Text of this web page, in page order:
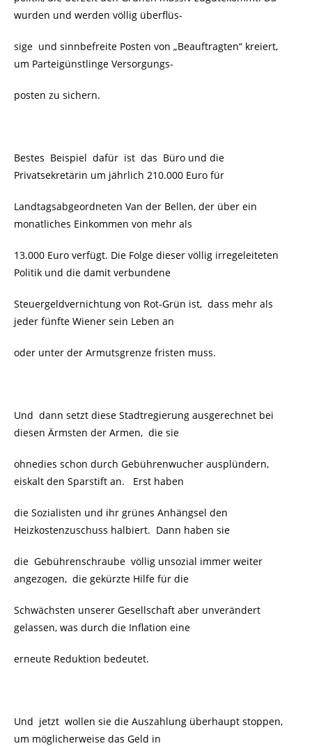
wurden und werden völlig überflüs-
sige und sinnbefreite Posten von „Beauftragten“ kreiert,
um Parteigünstlinge Versorgungs-
posten zu sichern.
Bestes Beispiel dafür ist das Büro und die
Privatsekretärin um jährlich 210.000 Euro für
Landtagsabgeordneten Van der Bellen, der über ein
monatliches Einkommen von mehr als
13.000 Euro verfügt. Die Folge dieser völlig irregeleiteten
Politik und die damit verbundene
Steuergeldvernichtung von Rot-Grün ist, dass mehr als
jeder fünfte Wiener sein Leben an
oder unter der Armutsgrenze fristen muss.
Und dann setzt diese Stadtregierung ausgerechnet bei
diesen Ärmsten der Armen, die sie
ohnedies schon durch Gebührenwucher ausplündern,
eiskalt den Sparstift an. Erst haben
die Sozialisten und ihr grünes Anhängsel den
Heizkostenzuschuss halbiert. Dann haben sie
die Gebührenschraube völlig unsozial immer weiter
angezogen, die gekürzte Hilfe für die
Schwächsten unserer Gesellschaft aber unverändert
gelassen, was durch die Inflation eine
erneute Reduktion bedeutet.
Und jetzt wollen sie die Auszahlung überhaupt stoppen,
um möglicherweise das Geld in